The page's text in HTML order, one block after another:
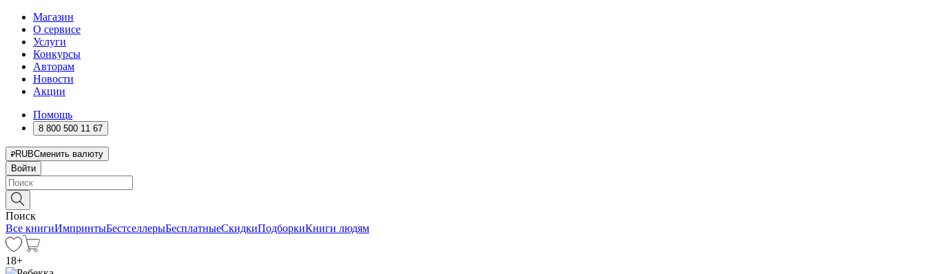
Магазин
О сервисе
Услуги
Конкурсы
Авторам
Новости
Акции
Помощь
8 800 500 11 67
RUBСменить валюту
Войти
Поиск
Все книгиИмпринтыБестселлерыБесплатныеСкидкиПодборкиКниги людям
18+